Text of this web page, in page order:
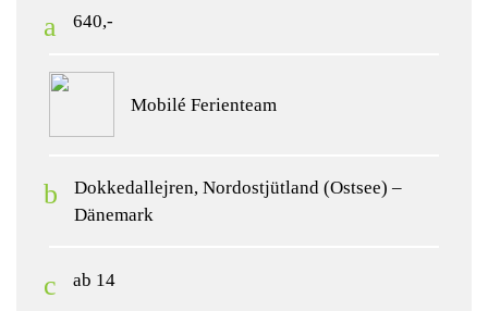
640,-
Mobilé Ferienteam
Dokkedallejren, Nordostjütland (Ostsee) –
Dänemark
ab 14